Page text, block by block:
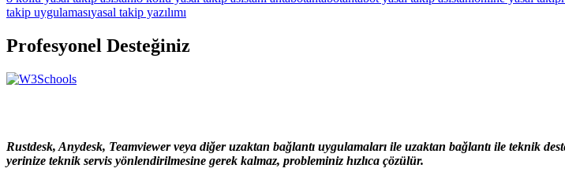
takip uygulamasıyasal takip yazılımı
Profesyonel Desteğiniz
Rustdesk, Anydesk, Teamviewer veya diğer uzaktan bağlantı uygulamaları ile uzaktan bağlantı ile teknik
yerinize teknik servis yönlendirilmesine gerek kalmaz, probleminiz hızlıca çözülür.